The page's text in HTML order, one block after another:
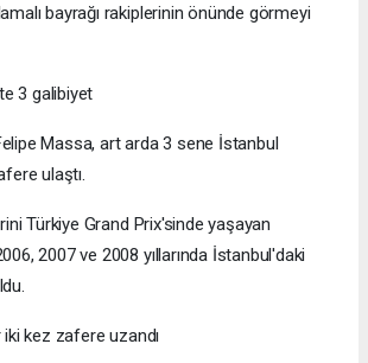
bayrağı rakiplerinin önünde görmeyi
3 galibiyet
Massa, art arda 3 sene İstanbul
ulaştı.
Türkiye Grand Prix'sinde yaşayan
2007 ve 2008 yıllarında İstanbul'daki
iki kez zafere uzandı